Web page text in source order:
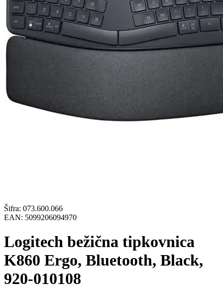
Šifra: 073.600.066
EAN: 5099206094970
Logitech bežična tipkovnica
K860 Ergo, Bluetooth, Black,
920-010108